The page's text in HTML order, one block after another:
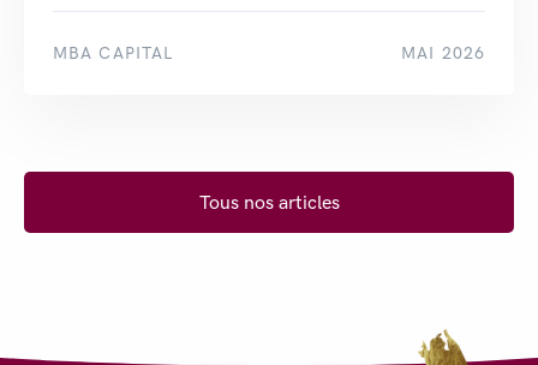
MBA CAPITAL MAI 2026
Tous nos articles